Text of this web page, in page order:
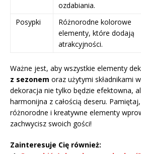
ozdabiania.
Posypki
Różnorodne kolorowe
elementy, które dodają
atrakcyjności.
Ważne jest, aby wszystkie elementy
z sezonem oraz użytymi składnikami
dekoracja nie tylko będzie efektowna,
harmonijna z całością deseru.
różnorodne i kreatywne elementy
zachwycisz swoich gości!
Zainteresuje Cię również: